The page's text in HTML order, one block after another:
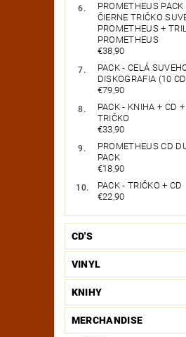
PROMETHEUS PACK
ČIERNE TRIČKO
PROMETHEUS +
PROMETHEUS
€38,90
PACK - CELÁ
DISKOGRAFIA (10
€79,90
PACK - KNIHA + CD +
TRIČKO
€33,90
PROMETHEUS CD
PACK
€18,90
PACK - TRIČKO + CD
€22,90
CD'S
VINYL
KNIHY
MERCHANDISE